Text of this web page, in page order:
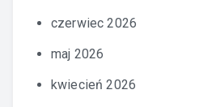
czerwiec 2026
maj 2026
kwiecień 2026